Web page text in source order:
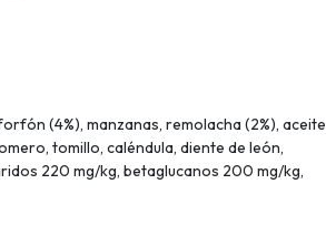
(4%), manzanas, remolacha (2%), aceite
tomillo, caléndula, diente de león,
220 mg/kg, betaglucanos 200 mg/kg,